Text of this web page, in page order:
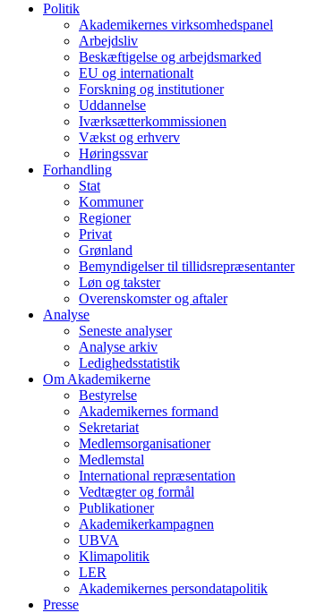
Politik
Akademikernes virksomhedspanel
Arbejdsliv
Beskæftigelse og arbejdsmarked
EU og internationalt
Forskning og institutioner
Uddannelse
Iværksætterkommissionen
Vækst og erhverv
Høringssvar
Forhandling
Stat
Kommuner
Regioner
Privat
Grønland
Bemyndigelser til tillidsrepræsentanter
Løn og takster
Overenskomster og aftaler
Analyse
Seneste analyser
Analyse arkiv
Ledighedsstatistik
Om Akademikerne
Bestyrelse
Akademikernes formand
Sekretariat
Medlemsorganisationer
Medlemstal
International repræsentation
Vedtægter og formål
Publikationer
Akademikerkampagnen
UBVA
Klimapolitik
LER
Akademikernes persondatapolitik
Presse